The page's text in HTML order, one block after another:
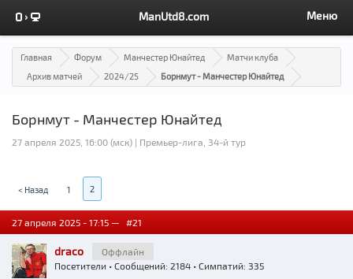
ManUtd8.com Меню
Главная Форум Манчестер Юнайтед
Матчи клуба
Архив матчей
2024/25 Борнмут - Манчестер Юнайтед
Борнмут - Манчестер Юнайтед
27 апреля 2025, 16:00 (мск) | Премьер-лига, 34-й тур
< Назад 1 2
27 апреля 2025 - 17:15 — #21
draco
Оффлайн
Посетители • Сообщений: 2184 • Симпатий: 335